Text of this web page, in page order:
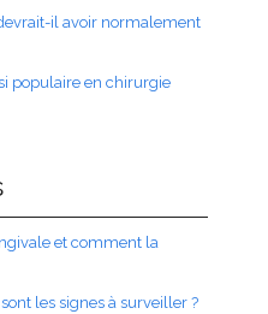
il avoir normalement
populaire en chirurgie
et comment la
les signes à surveiller ?